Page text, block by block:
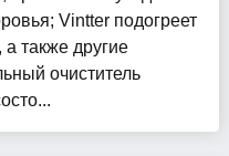
Vintter подогреет
а также другие
очиститель